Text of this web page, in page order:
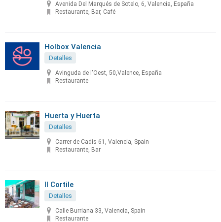
Avenida Del Marqués de Sotelo, 6, Valencia, España
Restaurante, Bar, Café
Holbox Valencia
Detalles
Avinguda de l'Oest, 50,Valence, España
Restaurante
Huerta y Huerta
Detalles
Carrer de Cadis 61, Valencia, Spain
Restaurante, Bar
Il Cortile
Detalles
Calle Burriana 33, Valencia, Spain
Restaurante